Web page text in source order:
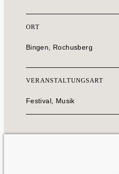
ORT
Bingen, Rochusberg
VERANSTALTUNGSART
Festival, Musik